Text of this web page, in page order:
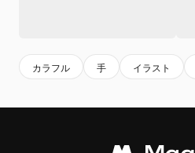
カラフル 手 イラスト